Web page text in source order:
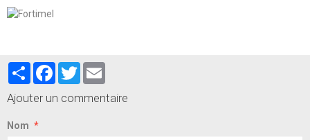
PartagerFacebook
Twitter
Ajouter un commentaire
Nom